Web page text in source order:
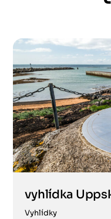
vyhlídka
Vyhlídky